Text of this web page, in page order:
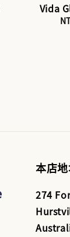
Vida
本店
274